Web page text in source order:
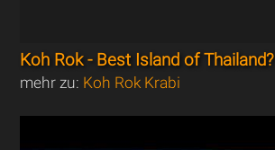
Koh Rok - Best Island of Thailand?
mehr zu: Koh Rok Krabi